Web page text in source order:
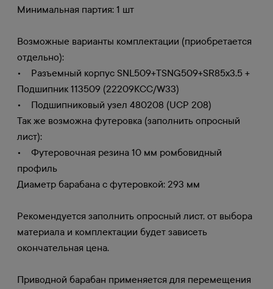
Минимальная партия: 1 шт
Возможные варианты комплектации (приобретается
отдельно):
• Разъемный корпус SNL509+TSNG509+SR85х3.5 +
Подшипник 113509 (22209KCC/W33)
• Подшипниковый узел 480208 (UCP 208)
Так же возможна футеровка (заполнить опросный
лист):
• Футеровочная резина 10 мм ромбовидный
профиль
Диаметр барабана с футеровкой: 293 мм
Рекомендуется заполнить опросный лист, от выбора
материала и комплектации будет зависеть
окончательная цена.
Приводной барабан применяется для перемещения